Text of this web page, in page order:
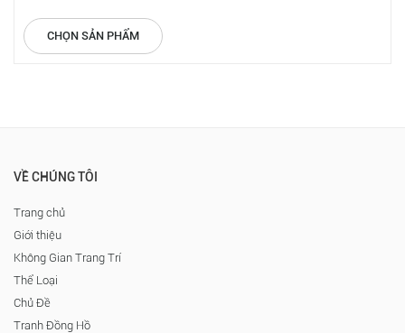
CHỌN SẢN PHẨM
VỀ CHÚNG TÔI
Trang chủ
Giới thiệu
Không Gian Trang Trí
Thể Loại
Chủ Đề
Tranh Đồng Hồ